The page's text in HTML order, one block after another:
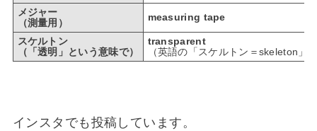
メジャー
（測量用）
measuring tape
スケルトン
（「透明」という意味で）
transparent
（英語の「スケルトン＝skeleton」
インスタでも投稿しています。